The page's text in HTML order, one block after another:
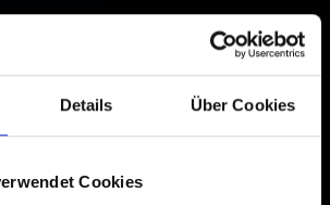
Details Über Cookies
Cookies